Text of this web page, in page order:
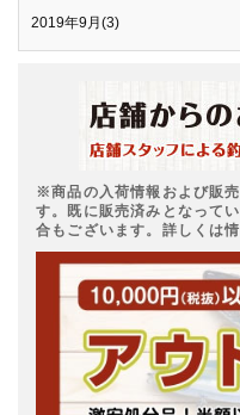
2019年9月(3)
※商品の入荷情報および販
す。既に販売済みとなって
合もございます。詳しくは